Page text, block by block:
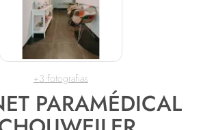
+3 fotografias
PARAMÉDICAL